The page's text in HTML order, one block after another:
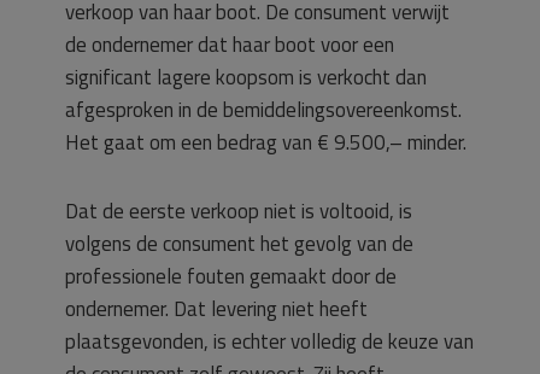
verkoop van haar boot. De consument verwijt
de ondernemer dat haar boot voor een
significant lagere koopsom is verkocht dan
afgesproken in de bemiddelingsovereenkomst.
Het gaat om een bedrag van € 9.500,– minder.
Dat de eerste verkoop niet is voltooid, is
volgens de consument het gevolg van de
professionele fouten gemaakt door de
ondernemer. Dat levering niet heeft
plaatsgevonden, is echter volledig de keuze van